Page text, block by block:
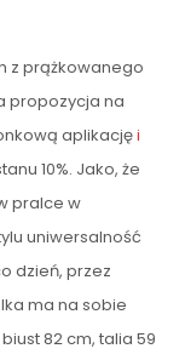
z prążkowanego
propozycja na
aplikacjęi
10%. Jako, że
pralce w
uniwersalność
dzień, przez
ma na sobie
82 cm, talia 59